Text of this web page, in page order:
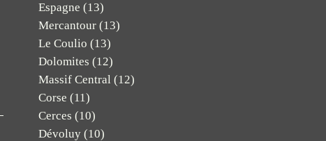
Espagne (13)
Mercantour (13)
Le Coulio (13)
Dolomites (12)
Massif Central (12)
Corse (11)
Cerces (10)
Dévoluy (10)